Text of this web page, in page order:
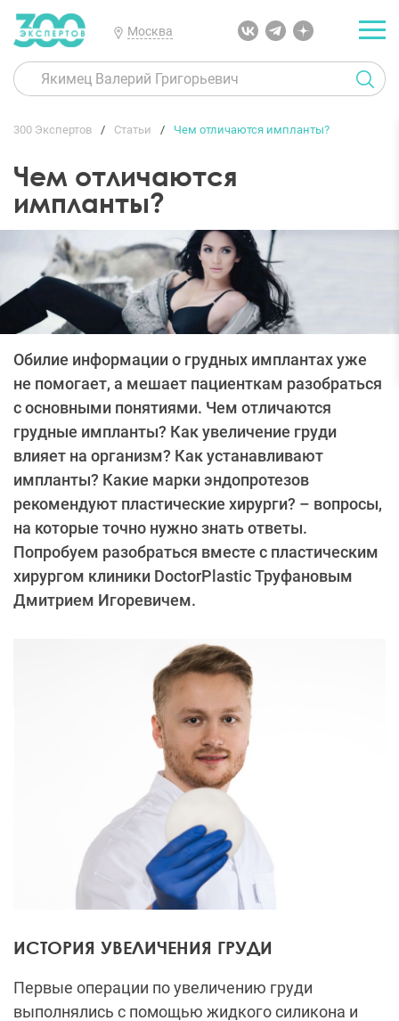
Москва
300 Экспертов Статьи Чем отличаются импланты?
Чем отличаются
импланты?
Обилие информации о грудных имплантах уже
не помогает, а мешает пациенткам разобраться
с основными понятиями. Чем отличаются
грудные импланты? Как увеличение груди
влияет на организм? Как устанавливают
импланты? Какие марки эндопротезов
рекомендуют пластические хирурги? – вопросы,
на которые точно нужно знать ответы.
Попробуем разобраться вместе с пластическим
хирургом клиники DoctorPlastic Труфановым
Дмитрием Игоревичем.
ИСТОРИЯ УВЕЛИЧЕНИЯ ГРУДИ
Первые операции по увеличению груди
выполнялись с помощью жидкого силикона и